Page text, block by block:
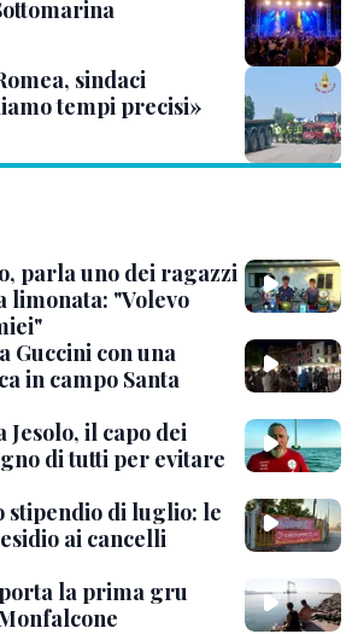
sindaci
tempi precisi»
parla uno dei ragazzi
limonata: "Volevo
Guccini con una
in campo Santa
il capo dei
di tutti per evitare
stipendio di luglio: le
ai cancelli
la prima gru